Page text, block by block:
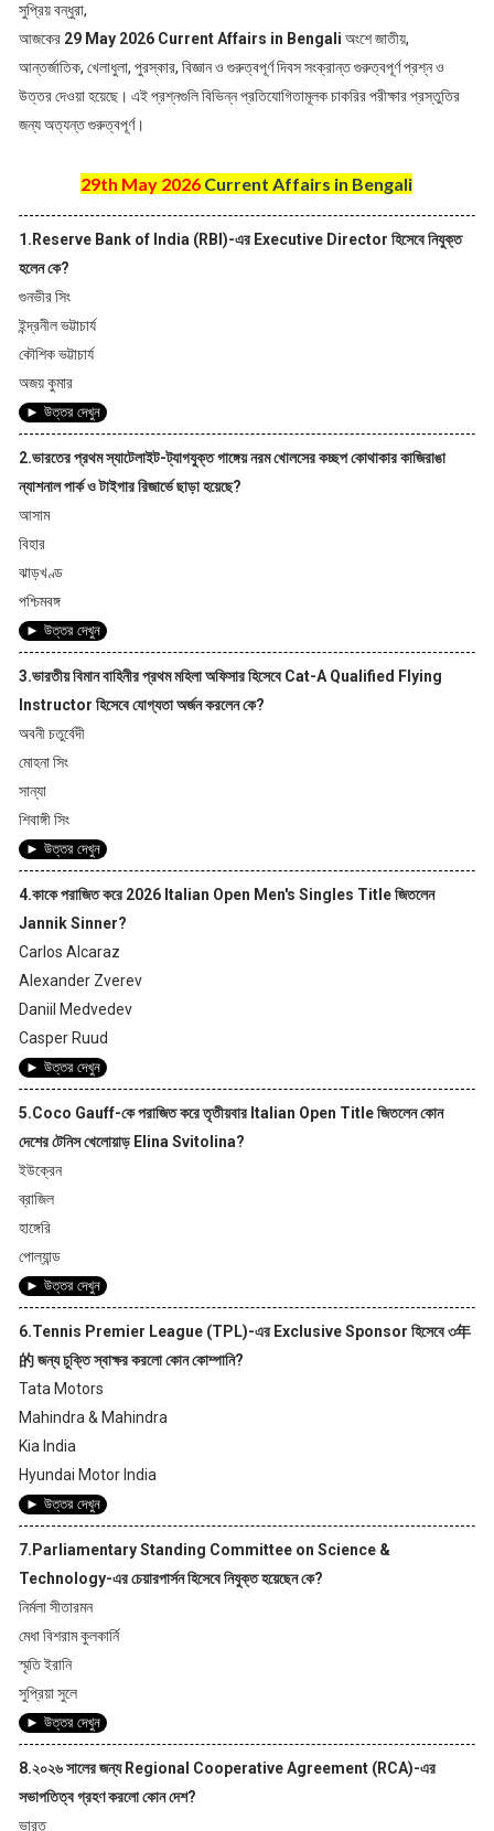
সুপ্রিয় বন্ধুরা,
আজকের 29 May 2026 Current Affairs in Bengali অংশে জাতীয়,
আন্তর্জাতিক, খেলাধুলা, পুরস্কার, বিজ্ঞান ও গুরুত্বপূর্ণ দিবস সংক্রান্ত গুরুত্বপূর্ণ প্রশ্ন ও
উত্তর দেওয়া হয়েছে। এই প্রশ্নগুলি বিভিন্ন প্রতিযোগিতামূলক চাকরির পরীক্ষার প্রস্তুতির
জন্য অত্যন্ত গুরুত্বপূর্ণ।
29th May 2026 Current Affairs in Bengali
1.Reserve Bank of India (RBI)-এর Executive Director হিসেবে নিযুক্ত
হলেন কে?
গুনভীর সিং
ইন্দ্রনীল ভট্টাচার্য
কৌশিক ভট্টাচার্য
অজয় কুমার
► উত্তর দেখুন
2.ভারতের প্রথম স্যাটেলাইট-ট্যাগযুক্ত গাঙ্গেয় নরম খোলসের কচ্ছপ কোথাকার কাজিরাঙা
ন্যাশনাল পার্ক ও টাইগার রিজার্ভে ছাড়া হয়েছে?
আসাম
বিহার
ঝাড়খণ্ড
পশ্চিমবঙ্গ
► উত্তর দেখুন
3.ভারতীয় বিমান বাহিনীর প্রথম মহিলা অফিসার হিসেবে Cat-A Qualified Flying
Instructor হিসেবে যোগ্যতা অর্জন করলেন কে?
অবনী চতুর্বেদী
মোহনা সিং
সান্যা
শিবাঙ্গী সিং
► উত্তর দেখুন
4.কাকে পরাজিত করে 2026 Italian Open Men's Singles Title জিতলেন
Jannik Sinner?
Carlos Alcaraz
Alexander Zverev
Daniil Medvedev
Casper Ruud
► উত্তর দেখুন
5.Coco Gauff-কে পরাজিত করে তৃতীয়বার Italian Open Title জিতলেন কোন
দেশের টেনিস খেলোয়াড় Elina Svitolina?
ইউক্রেন
ব্রাজিল
হাঙ্গেরি
পোল্যান্ড
► উত্তর দেখুন
6.Tennis Premier League (TPL)-এর Exclusive Sponsor হিসেবে ৩年
的 জন্য চুক্তি স্বাক্ষর করলো কোন কোম্পানি?
Tata Motors
Mahindra & Mahindra
Kia India
Hyundai Motor India
► উত্তর দেখুন
7.Parliamentary Standing Committee on Science &
Technology-এর চেয়ারপার্সন হিসেবে নিযুক্ত হয়েছেন কে?
নির্মলা সীতারমন
মেধা বিশরাম কুলকার্নি
স্মৃতি ইরানি
সুপ্রিয়া সুলে
► উত্তর দেখুন
8.২০২৬ সালের জন্য Regional Cooperative Agreement (RCA)-এর
সভাপতিত্ব গ্রহণ করলো কোন দেশ?
ভারত